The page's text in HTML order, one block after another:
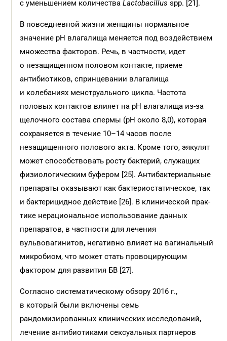
с уменьшением количестваLactobacillus spp. [21].
В повседневной жизни женщины нормальное
значение pH влагалища меняется под воздействием
множест­ва факторов. Речь, в частности, идет
о незащищенном половом контакте, приеме
антибиотиков, спринцевании влагалища
и колебаниях менструального цикла. Частота
половых контактов влияет на pH влагалища из-за
щелочного состава спермы (pH около 8,0), которая
сохраняется в течение 10–14 часов после
незащищенного полового акта. Кроме того, эякулят
может способст­вовать росту бактерий, служащих
физиологическим буфером [25]. Антибактериальные
препараты оказывают как бактериостатическое, так
и бактерицидное действие [26]. В клинической прак­
тике нерациональное использование данных
препаратов, в частности для лечения
вульвовагинитов, негативно влияет на вагинальный
микробиом, что может стать провоцирующим
фактором для развития БВ [27].
Согласно систематическому обзору 2016 г.,
в который были включены семь
рандомизированных клинических исследований,
лечение антибиотиками сексуальных партнеров